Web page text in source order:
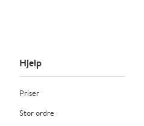
Hjelp
Priser
Stor ordre